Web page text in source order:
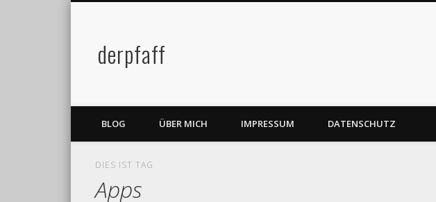
derpfaff
FacebookTwitter
BLOG ÜBER MICH IMPRESSUM DATENSCHUTZ
DIES IST TAG
Apps